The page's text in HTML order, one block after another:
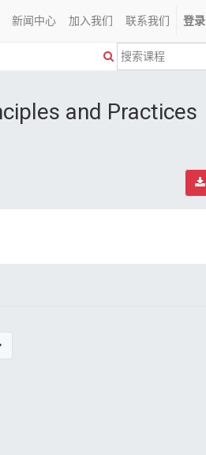
新闻中心 加入我们 联系我们 登录
and Practices